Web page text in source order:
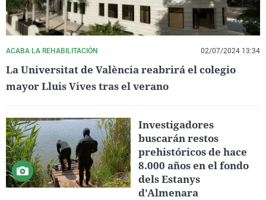
ACABA LA REHABILITACIÓN 02/07/2024 13:34
La Universitat de València reabrirá el colegio
mayor Lluis Vives tras el verano
Investigadores
buscarán restos
prehistóricos de hace
8.000 años en el fondo
dels Estanys
d'Almenara